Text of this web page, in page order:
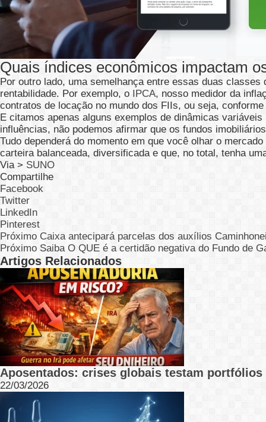
Quais índices econômicos impactam
Por outro lado, uma semelhança entre essas duas
rentabilidade. Por exemplo, o
IPCA, nosso medidor da
contratos de locação no mundo dos FIIs, ou seja,
E citamos apenas alguns exemplos de dinâmicas
influências, não podemos afirmar que os fundos
Tudo dependerá do momento em que você olhar o
carteira balanceada, diversificada e que, no total, tenha
Via > SUNO
Compartilhe
Facebook
Twitter
LinkedIn
Pinterest
Próximo Caixa antecipará parcelas dos auxílios
Próximo Saiba O QUE é a certidão negativa do Fundo de
Artigos Relacionados
Aposentados: crises globais testam
22/03/2026